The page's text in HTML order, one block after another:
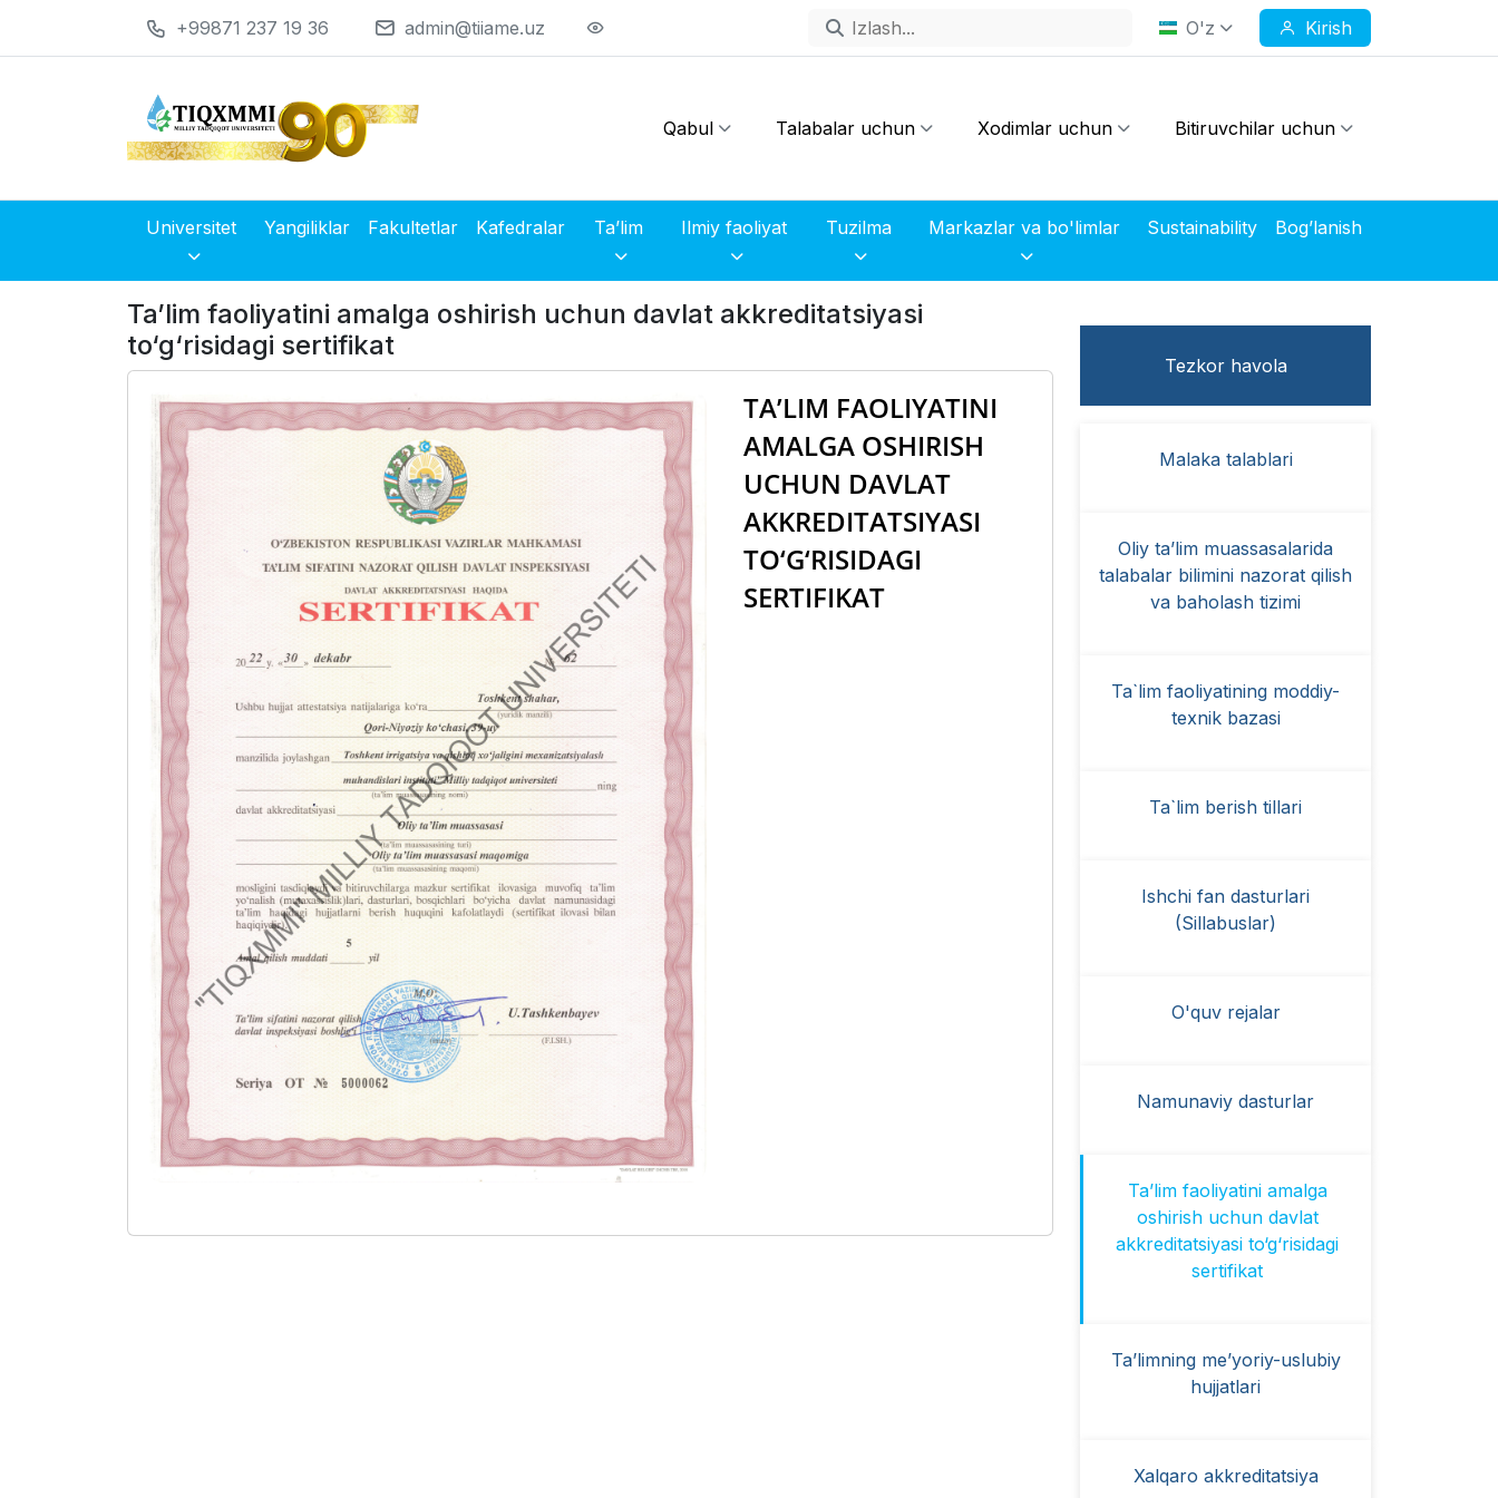
+99871 237 19 36 admin@tiiame.uz O'z Kirish
Qabul Talabalar uchun Xodimlar uchun Bitiruvchilar uchun
Yangiliklar Fakultetlar Kafedralar Ta’lim Tuzilma Markazlar va bo'limlar Sustainability Bog’lanish
Ta’lim faoliyatini amalga oshirish uchun davlat akkreditatsiyasi
to‘g‘risidagi sertifikat
TA’LIM FAOLIYATINI
AMALGA OSHIRISH
UCHUN DAVLAT
AKKREDITATSIYASI
TO‘G‘RISIDAGI
SERTIFIKAT
Tezkor havola
Malaka talablari
Oliy ta’lim muassasalarida
talabalar bilimini nazorat qilish
va baholash tizimi
Ta`lim faoliyatining moddiy-
texnik bazasi
Ta`lim berish tillari
Ishchi fan dasturlari
(Sillabuslar)
O'quv rejalar
Namunaviy dasturlar
Ta’lim faoliyatini amalga
oshirish uchun davlat
akkreditatsiyasi to‘g‘risidagi
sertifikat
Ta’limning me’yoriy-uslubiy
hujjatlari
Xalqaro akkreditatsiya